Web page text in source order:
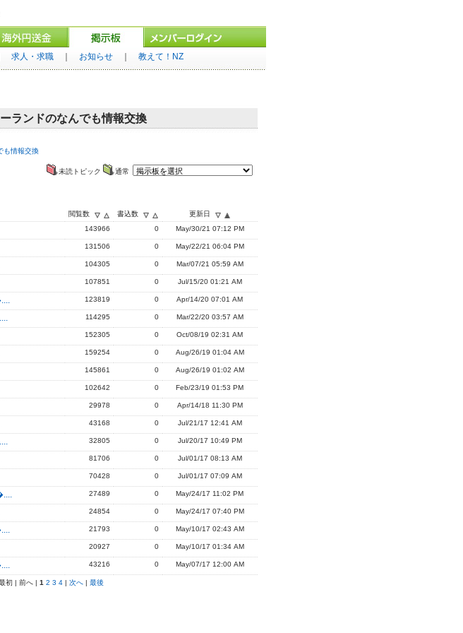
求人・求職｜ お知らせ｜ 教えて！NZ
ランドのなんでも情報交換
も情報交換
未読トピック 通常
閲覧数 書込数 更新日
143966 0 May/30/21 07:12 PM
131506 0 May/22/21 06:04 PM
104305 0 Mar/07/21 05:59 AM
107851 0 Jul/15/20 01:21 AM
123819 0 Apr/14/20 07:01 AM
114295 0 Mar/22/20 03:57 AM
152305 0 Oct/08/19 02:31 AM
159254 0 Aug/26/19 01:04 AM
145861 0 Aug/26/19 01:02 AM
102642 0 Feb/23/19 01:53 PM
29978 0 Apr/14/18 11:30 PM
43168 0 Jul/21/17 12:41 AM
32805 0 Jul/20/17 10:49 PM
81706 0 Jul/01/17 08:13 AM
70428 0 Jul/01/17 07:09 AM
27489 0 May/24/17 11:02 PM
24854 0 May/24/17 07:40 PM
21793 0 May/10/17 02:43 AM
20927 0 May/10/17 01:34 AM
43216 0 May/07/17 12:00 AM
初 | 前へ | 1 2 3 4| 次へ| 最後